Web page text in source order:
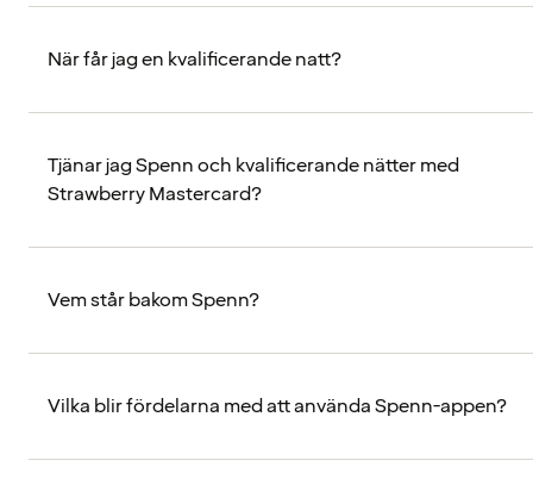
När får jag en kvalificerande natt?
Tjänar jag Spenn och kvalificerande nätter med
Strawberry Mastercard?
Vem står bakom Spenn?
Vilka blir fördelarna med att använda Spenn-appen?